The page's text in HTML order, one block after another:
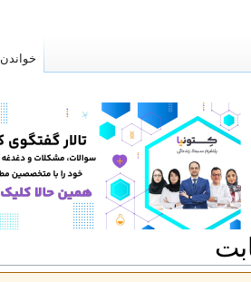
خواندن